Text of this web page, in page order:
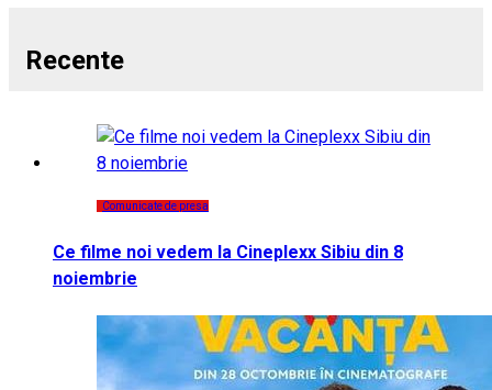
Recente
Comunicate de presa
Ce filme noi vedem la Cineplexx Sibiu din 8
noiembrie